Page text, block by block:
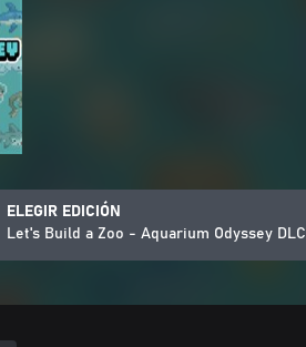
ELEGIR EDICIÓN
Let's Build a Zoo - Aquarium Odyssey DLC